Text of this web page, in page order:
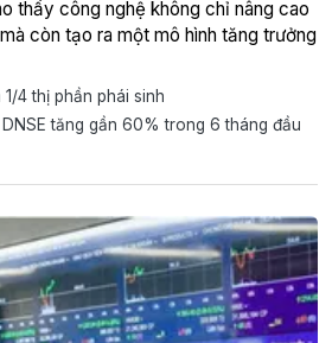
thấy công nghệ không chỉ nâng cao
còn tạo ra một mô hình tăng trưởng
4 thị phần phái sinh
tăng gần 60% trong 6 tháng đầu